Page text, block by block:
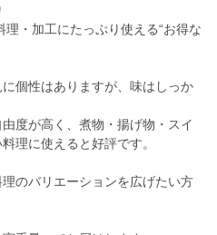
・加工にたっぷり使える“お得な
個性はありますが、味はしっか
度が高く、煮物・揚げ物・スイ
理に使えると好評です。
のバリエーションを広げたい方